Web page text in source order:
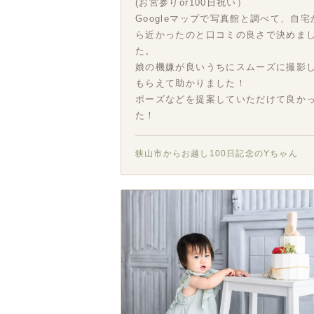
(お宮参りor100日祝い）
Googleマップで写真館と調べて、自宅
ら近かったのと口コミの良さで決めま
た。
娘の機嫌が良いうちにスムーズに撮影
もらえて助かりました！
ポーズなどを提案していただけて良か
た！
狭山市からお越し100日記念のYちゃん